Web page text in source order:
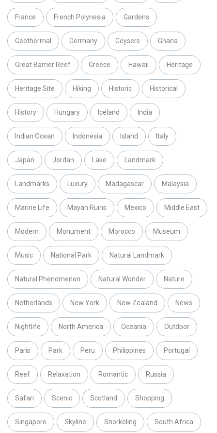
France French Polynesia Gardens
Geothermal Germany Geysers Ghana
Great Barrier Reef Greece Hawaii Heritage
Heritage Site Hiking Historic Historical
History Hungary Iceland India
Indian Ocean Indonesia Island Italy
Japan Jordan Lake Landmark
Landmarks Luxury Madagascar Malaysia
Marine Life Mayan Ruins Mexico Middle East
Modern Monument Morocco Museum
Music National Park Natural Landmark
Natural Phenomenon Natural Wonder Nature
Netherlands New York New Zealand News
Nightlife North America Oceania Outdoor
Paris Park Peru Philippines Portugal
Reef Relaxation Romantic Russia
Safari Scenic Scotland Shopping
Singapore Skyline Snorkeling South Africa